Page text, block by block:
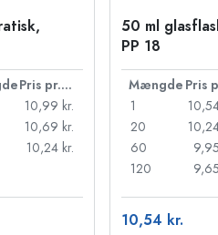
Pris pr. stk.
10,99 kr.
10,69 kr.
10,24 kr.
50 ml
PP 18
Mængde
1
20
60
120
10,54 kr.